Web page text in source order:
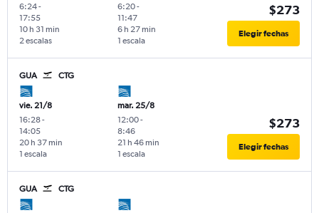
6:24-
17:55
2 escalas
10 h 31 min
6:20-
11:47
1 escala
6 h 27 min
$273
Elegir fechas
GUA CTG
vie. 21/8
16:28-
14:05
1 escala
20 h 37 min
mar. 25/8
12:00-
8:46
1 escala
21 h 46 min
$273
Elegir fechas
GUA CTG